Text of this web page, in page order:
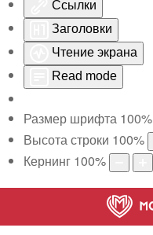
Ссылки
Заголовки
Чтение экрана
Read mode
Размер шрифта 100%
Высота строки 100%
Кернинг 100%